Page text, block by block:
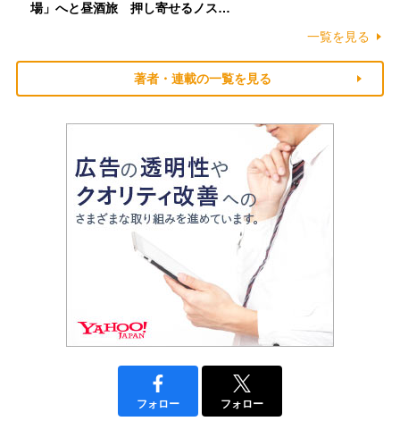
場」へと昼酒旅 押し寄せるノス…
一覧を見る
著者・連載の一覧を見る
フォロー フォロー